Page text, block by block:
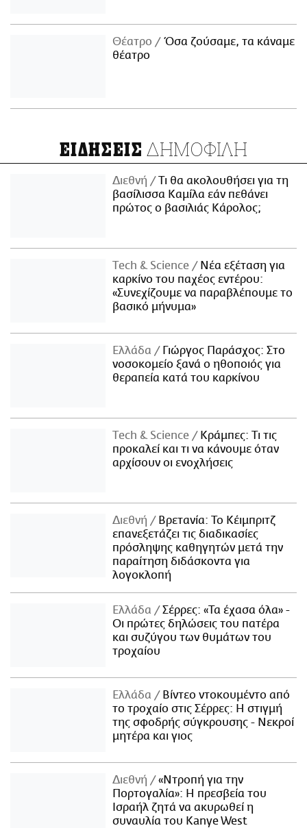
Θέατρο
Όσα ζούσαμε, τα κάναμε
θέατρο
ΕΙΔΗΣΕΙΣ ΔΗΜΟΦΙΛΗ
Διεθνή
Τι θα ακολουθήσει για τη
βασίλισσα Καμίλα εάν πεθάνει
πρώτος ο βασιλιάς Κάρολος;
Τech & Science
Νέα εξέταση για
καρκίνο του παχέος εντέρου:
«Συνεχίζουμε να παραβλέπουμε το
βασικό μήνυμα»
Ελλάδα
Γιώργος Παράσχος: Στο
νοσοκομείο ξανά ο ηθοποιός για
θεραπεία κατά του καρκίνου
Τech & Science
Κράμπες: Τι τις
προκαλεί και τι να κάνουμε όταν
αρχίσουν οι ενοχλήσεις
Διεθνή
Βρετανία: Το Κέιμπριτζ
επανεξετάζει τις διαδικασίες
πρόσληψης καθηγητών μετά την
παραίτηση διδάσκοντα για
λογοκλοπή
Ελλάδα
Σέρρες: «Τα έχασα όλα» -
Οι πρώτες δηλώσεις του πατέρα
και συζύγου των θυμάτων του
τροχαίου
Ελλάδα
Βίντεο ντοκουμέντο από
το τροχαίο στις Σέρρες: Η στιγμή
της σφοδρής σύγκρουσης - Νεκροί
μητέρα και γιος
Διεθνή
«Ντροπή για την
Πορτογαλία»: Η πρεσβεία του
Ισραήλ ζητά να ακυρωθεί η
συναυλία του Kanye West